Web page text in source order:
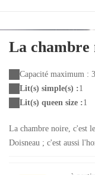
La chambre
Capacité maximum : 3
Lit(s) simple(s) :1
Lit(s) queen size :1
La chambre noire, c'est
Doisneau ; c'est aussi